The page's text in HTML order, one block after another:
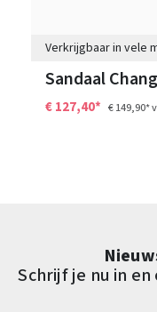
Verkrijgbaar in vele
Sandaal
€ 127,40* € 149,90*
Schrijf je nu in